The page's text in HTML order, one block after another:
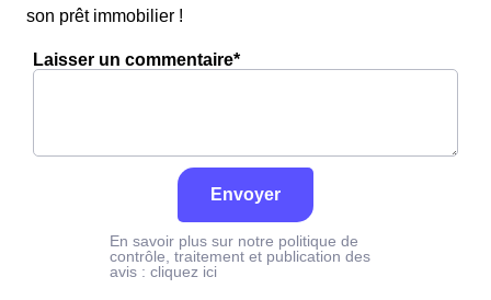
son prêt immobilier !
Laisser un commentaire*
Envoyer
En savoir plus sur notre politique de
contrôle, traitement et publication des
avis : cliquez ici